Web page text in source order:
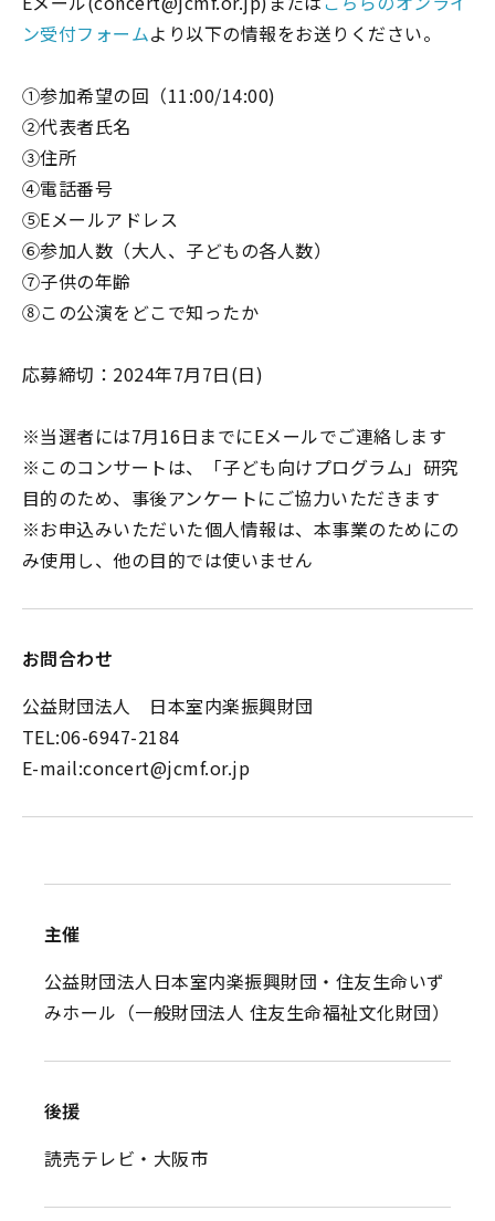
ン受付フォームより以下の情報をお送りください。
①参加希望の回（11:00/14:00)
②代表者氏名
③住所
④電話番号
⑤Eメールアドレス
⑥参加人数（大人、子どもの各人数）
⑦子供の年齢
⑧この公演をどこで知ったか
応募締切：2024年7月7日(日)
※当選者には7月16日までにEメールでご連絡します
※このコンサートは、「子ども向けプログラム」研究
目的のため、事後アンケートにご協力いただきます
※お申込みいただいた個人情報は、本事業のためにの
み使用し、他の目的では使いません
お問合わせ
公益財団法人 日本室内楽振興財団
TEL:06-6947-2184
E-mail:concert@jcmf.or.jp
主催
公益財団法人日本室内楽振興財団・住友生命いず
みホール（一般財団法人 住友生命福祉文化財団）
後援
読売テレビ・大阪市